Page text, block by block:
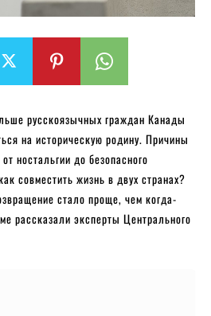
русскоязычных граждан Канады
на историческую родину. Причины
ностальгии до безопасного
совместить жизнь в двух странах?
стало проще, чем когда-
рассказали эксперты Центрального